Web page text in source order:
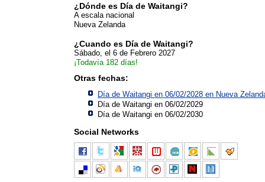
¿Dónde es Día de Waitangi?
A escala nacional
Nueva Zelanda
¿Cuando es Día de Waitangi?
Sábado, el 6 de Febrero 2027
¡Todavía 182 días!
Otras fechas:
Día de Waitangi en 06/02/2028 en Nueva
Día de Waitangi en 06/02/2029
Día de Waitangi en 06/02/2030
Social Networks